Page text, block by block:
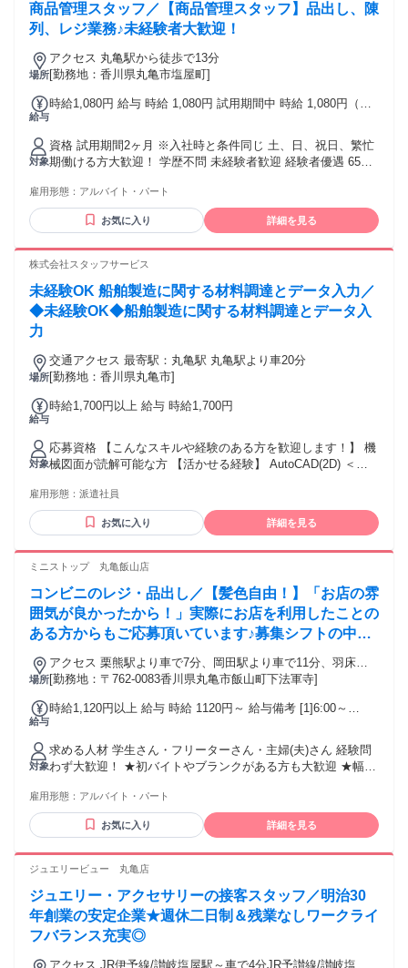
商品管理スタッフ／【商品管理スタッフ】品出し、陳
列、レジ業務♪未経験者大歓迎！
場所
アクセス 丸亀駅から徒歩で13分
[勤務地：香川県丸亀市塩屋町]
給与
時給1,080円 給与 時給 1,080円 試用期間中 時給 1,080円（試
対象
資格 試用期間2ヶ月 ※入社時と条件同じ 土、日、祝日、繁忙
期働ける方大歓迎！ 学歴不問 未経験者歓迎 経験者優遇 65歳
毎に更新条件あり）
雇用形態： アルバイト・パート
お気に入り 詳細を見る
株式会社スタッフサービス
未経験OK 船舶製造に関する材料調達とデータ入力／
◆未経験OK◆船舶製造に関する材料調達とデータ入
力
場所
交通アクセス 最寄駅：丸亀駅 丸亀駅より車20分
[勤務地：香川県丸亀市]
給与
時給1,700円以上 給与 時給1,700円
対象
応募資格 【こんなスキルや経験のある方を歓迎します！】 機
械図面が読解可能な方 【活かせる経験】 AutoCAD(2D) ＜経
ての方、新しい仕事にチャレンジする方、ブランクがある方
にもオススメ！
雇用形態： 派遣社員
お気に入り 詳細を見る
ミニストップ 丸亀飯山店
コンビニのレジ・品出し／【髪色自由！】「お店の雰
囲気が良かったから！」実際にお店を利用したことの
ある方からもご応募頂いています♪募集シフトの中か
らまずは好きな時間をお選びください☆
場所
アクセス 栗熊駅より車で7分、岡田駅より車で11分、羽床駅
より車で11分 ★その他のアクセス可能駅/羽間駅、滝宮駅 ★
ブンイレブン近く)
[勤務地：〒762-0083香川県丸亀市飯山町下法軍寺]
給与
時給1,120円以上 給与 時給 1120円～ 給与備考 [1]6:00～
口座振込のみ 契約期間 長期勤務できる方歓迎！
対象
求める人材 学生さん・フリーターさん・主婦(夫)さん 経験問
わず大歓迎！ ★初バイトやブランクがある方も大歓迎 ★幅広
雇用形態： アルバイト・パート
お気に入り 詳細を見る
ジュエリービュー 丸亀店
ジュエリー・アクセサリーの接客スタッフ／明治30
年創業の安定企業★週休二日制＆残業なしワークライ
フバランス充実◎
アクセス JR伊予線/讃岐塩屋駅～車で4分JR予讃線/讃岐塩屋